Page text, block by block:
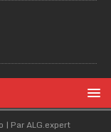
| Par ALG.expert